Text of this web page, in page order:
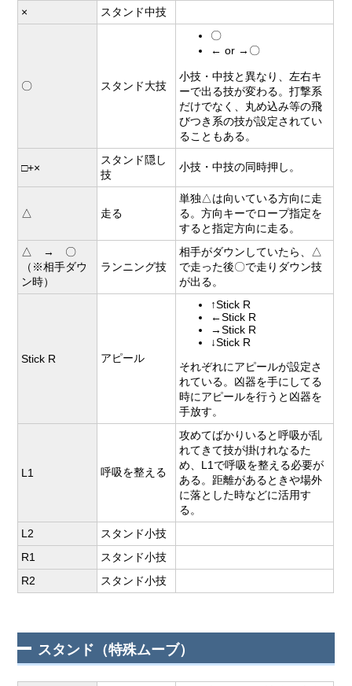
×
スタンド中技
〇 スタンド大技
〇
← or →〇
小技・中技と異なり、左右キ
ーで出る技が変わる。打撃系
だけでなく、丸め込み等の飛
びつき系の技が設定されてい
ることもある。
□+×
スタンド隠し
技
小技・中技の同時押し。
△ 走る
単独△は向いている方向に走
る。方向キーでロープ指定を
すると指定方向に走る。
△ → 〇
（※相手ダウ
ン時）
ランニング技
相手がダウンしていたら、△
で走った後〇で走りダウン技
が出る。
Stick R アピール
↑Stick R
←Stick R
→Stick R
↓Stick R
それぞれにアピールが設定さ
れている。凶器を手にしてる
時にアピールを行うと凶器を
手放す。
L1 呼吸を整える
攻めてばかりいると呼吸が乱
れてきて技が掛けれなるた
め、L1で呼吸を整える必要が
ある。距離があるときや場外
に落とした時などに活用す
る。
L2
スタンド小技
R1
スタンド小技
R2
スタンド小技
スタンド（特殊ムーブ）